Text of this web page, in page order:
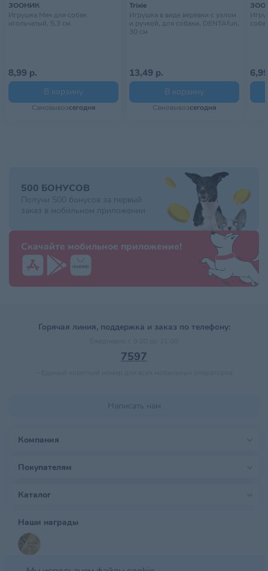
ЗООНИК
Игрушка Мяч для собак
игольчатый, 5,3 см
8,99 р.
В корзину
Самовывозсегодня
Trixie
Игрушка в виде верёвки с узлом
и ручкой, для собаки, DENTAfun,
30 см
13,49 р.
В корзину
Самовывозсегодня
500 БОНУСОВ
Получи 500 бонусов за первый
заказ в мобильном приложении
Скачайте мобильное приложение!
Горячая линия, поддержка и заказ по телефону:
7597
Написать нам
Компания
Покупателям
Каталог
Наши награды